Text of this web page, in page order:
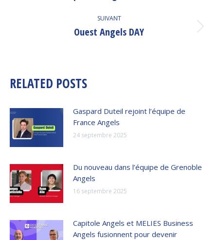
SUIVANT
Article
Ouest Angels DAY
RELATED POSTS
Gaspard Duteil rejoint l’équipe de
France Angels
24 septembre 2025
Du nouveau dans l’équipe de Grenoble
Angels
16 septembre 2025
Capitole Angels et MELIES Business
Angels fusionnent pour devenir